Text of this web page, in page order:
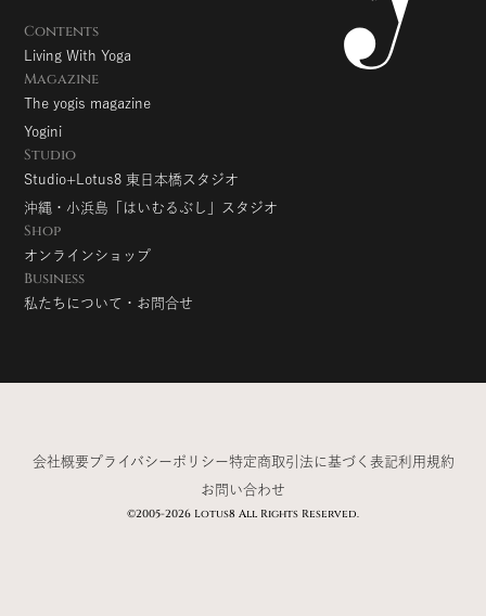
Contents
Living With Yoga
Magazine
The yogis magazine
Yogini
Studio
Studio+Lotus8 東日本橋スタジオ
沖縄・小浜島「はいむるぶし」スタジオ
Shop
オンラインショップ
Business
私たちについて・お問合せ
©2005-2026 Lotus8 All Rights Reserved.
会社概要プライバシーポリシー特定商取引法に基づく表記利用規約
お問い合わせ